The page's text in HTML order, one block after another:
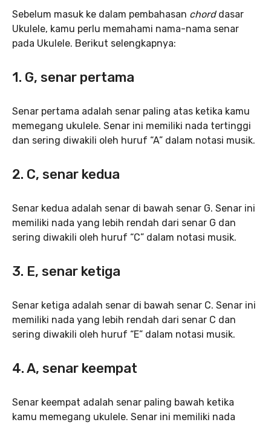
Sebelum masuk ke dalam pembahasan chord dasar
Ukulele, kamu perlu memahami nama-nama senar
pada Ukulele. Berikut selengkapnya:
1. G, senar pertama
Senar pertama adalah senar paling atas ketika kamu
memegang ukulele. Senar ini memiliki nada tertinggi
dan sering diwakili oleh huruf “A” dalam notasi musik.
2. C, senar kedua
Senar kedua adalah senar di bawah senar G. Senar ini
memiliki nada yang lebih rendah dari senar G dan
sering diwakili oleh huruf “C” dalam notasi musik.
3. E, senar ketiga
Senar ketiga adalah senar di bawah senar C. Senar ini
memiliki nada yang lebih rendah dari senar C dan
sering diwakili oleh huruf “E” dalam notasi musik.
4. A, senar keempat
Senar keempat adalah senar paling bawah ketika
kamu memegang ukulele. Senar ini memiliki nada